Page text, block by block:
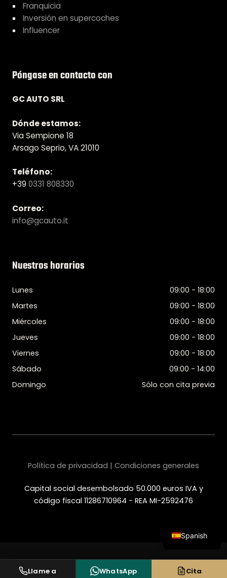
Franquicia
Inversión en supercoches
Influencer
Póngase en contacto con
GC AUTO SRL
Dónde estamos:
Via Sempione 18
Arsago Seprio, VA 21010
Teléfono:
+39 0331 808330
Correo:
info@gcauto.it
Nuestros horarios
Lunes
09:00 - 18:00
Martes
09:00 - 18:00
Miércoles
09:00 - 18:00
Jueves
09:00 - 18:00
Viernes
09:00 - 18:00
Sábado
09:00 - 14:00
Domingo
Sólo con cita previa
Capital social desembolsado 50.000 euros IVA y
código fiscal 11286710964 - REA MI-2592476
Política de privacidad | Condiciones generales
Llame a WhatsApp Cita
Spanish
English